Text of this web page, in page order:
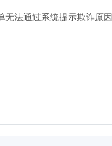
无法通过系统提示欺诈原因